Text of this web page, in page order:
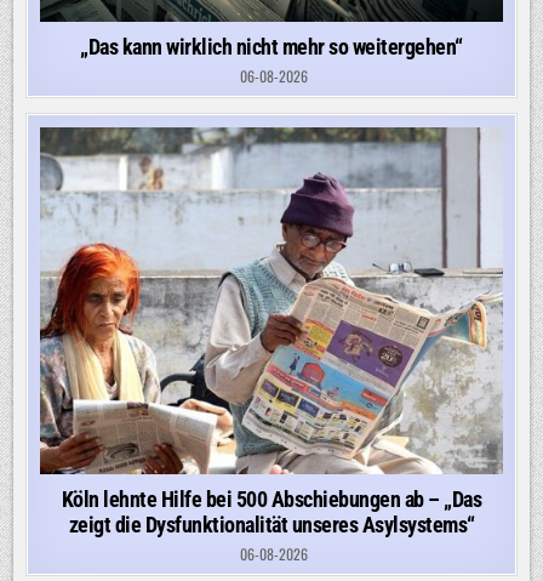
„Das kann wirklich nicht mehr so weitergehen“
06-08-2026
Köln lehnte Hilfe bei 500 Abschiebungen ab – „Das
zeigt die Dysfunktionalität unseres Asylsystems“
06-08-2026